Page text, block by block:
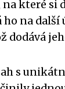
které si
na
dodává
s